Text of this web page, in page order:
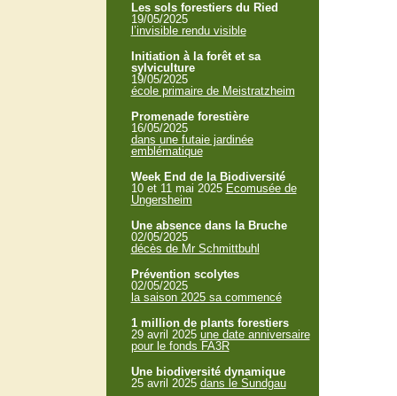
Les sols forestiers du Ried
19/05/2025
l’invisible rendu visible
Initiation à la forêt et sa
sylviculture
19/05/2025
école primaire de Meistratzheim
Promenade forestière
16/05/2025
dans une futaie jardinée
emblématique
Week End de la Biodiversité
10 et 11 mai 2025 Ecomusée de
Ungersheim
Une absence dans la Bruche
02/05/2025
décès de Mr Schmittbuhl
Prévention scolytes
02/05/2025
la saison 2025 sa commencé
1 million de plants forestiers
29 avril 2025 une date anniversaire
pour le fonds FA3R
Une biodiversité dynamique
25 avril 2025 dans le Sundgau